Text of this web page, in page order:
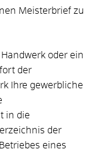
Meisterbrief zu
oder ein
der
Ihre gewerbliche
in die
der
eines